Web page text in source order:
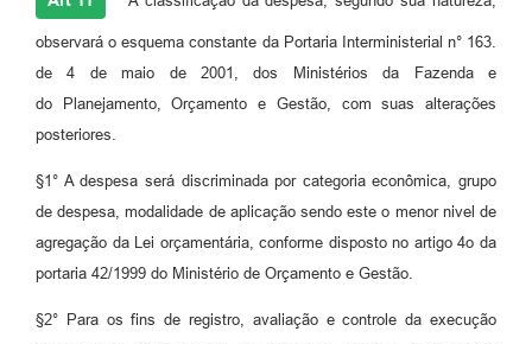
observará o esquema constante da Portaria Interministerial n° 163.
de 4 de maio de 2001, dos Ministérios da Fazenda e
do Planejamento, Orçamento e Gestão, com suas alterações
posteriores.
§1° A despesa será discriminada por categoria econômica, grupo
de despesa, modalidade de aplicação sendo este o menor nivel de
agregação da Lei orçamentária, conforme disposto no artigo 4o da
portaria 42/1999 do Ministério de Orçamento e Gestão.
§2° Para os fins de registro, avaliação e controle da execução